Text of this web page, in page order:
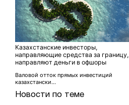
Новости по теме
Казахстанские инвесторы,
направляющие средства за границу,
направляют деньги в офшоры
Валовой отток прямых инвестиций
казахстански...